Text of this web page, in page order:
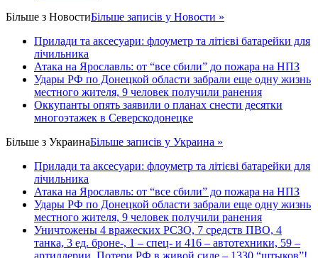
Більше з НовостиБільше записів у Новости »
Прилади та аксесуари: флоуметр та літієві батарейки для
лічильника
Атака на Ярославль: от “все сбили” до пожара на НПЗ
Удары РФ по Донецкой области забрали еще одну жизнь
местного жителя, 9 человек получили ранения
Оккупанты опять заявили о планах снести десятки
многоэтажек в Северскодонецке
Більше з УкраинаБільше записів у Украина »
Прилади та аксесуари: флоуметр та літієві батарейки для
лічильника
Атака на Ярославль: от “все сбили” до пожара на НПЗ
Удары РФ по Донецкой области забрали еще одну жизнь
местного жителя, 9 человек получили ранения
Уничтожены 4 вражеских РСЗО, 7 средств ПВО, 4
танка, 3 ед. броне-, 1 – спец- и 416 – автотехники, 59 –